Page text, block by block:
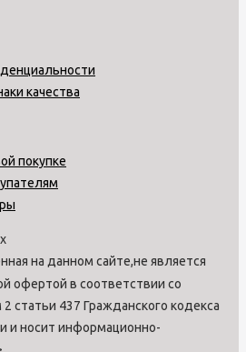
качества
покупке
на данном сайте,не является
офертой в соответствии со
статьи 437 Гражданского кодекса
и носит информационно-